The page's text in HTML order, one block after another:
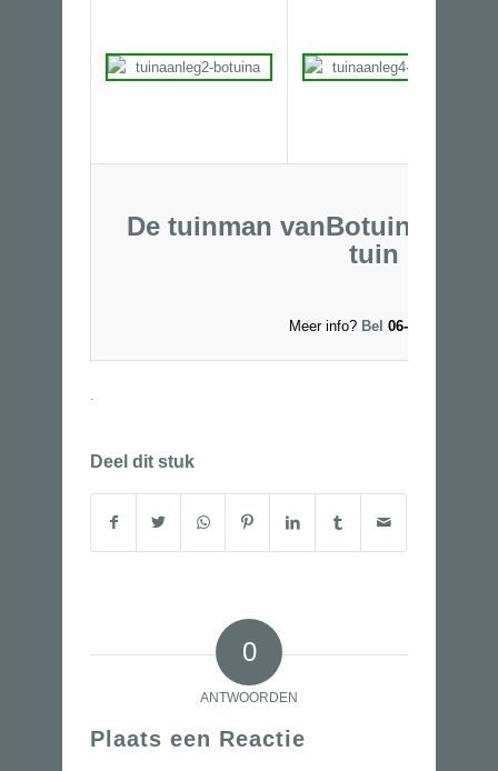
De tuinman vanBotuina
tuin in
Meer info? Bel06-53250327 of
Deel dit stuk
0
ANTWOORDEN
Plaats een Reactie